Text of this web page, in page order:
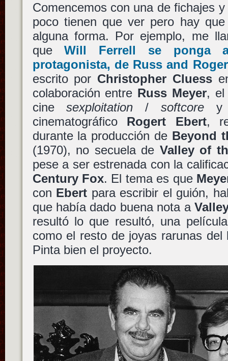
Comencemos con una de fichajes
poco tienen que ver pero hay
alguna forma. Por ejemplo, me
queWill Ferrell se ponga
protagonista, de Russ and
escrito por Christopher Cluess
colaboración entre Russ Meyer, el
cinesexploitation / softcorey
cinematográfico Rogert Ebert,
durante la producción de Beyond
(1970), no secuela de Valley of
pese a ser estrenada con la
Century Fox. El tema es que
con Ebert para escribir el guión,
que había dado buena nota a
resultó lo que resultó, una
como el resto de joyas rarunas
Pinta bien el proyecto.